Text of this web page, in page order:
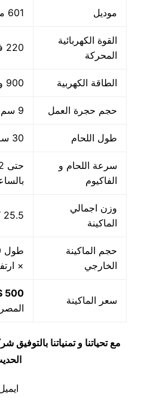
موديل 601 ماركة مهندس منسي
القوة الكهربائية
المحركة
220 فولت
الطاقة الكهربية 900 وات +800 واط لحام
حجم حجرة العمل 9 سم × 36 سم × 32 سم
طول اللحام 30 سم
سرعة اللحام و
الفاكيوم
وزن اجمالي
الماكينة
25.5 كيلو
حجم الماكينة
الخارجي
× ارتفاع
سعر الماكينة
500 $
مع تحياتنا و تمنياتنا